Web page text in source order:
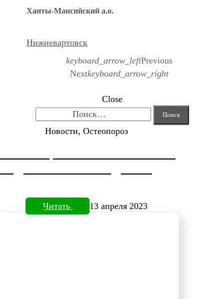
Ханты-Мансийский а.о.
Нижневартовск
keyboard_arrow_leftPrevious
Nextkeyboard_arrow_right
Close
Новости, Остеопороз
Читать 13 апреля 2023